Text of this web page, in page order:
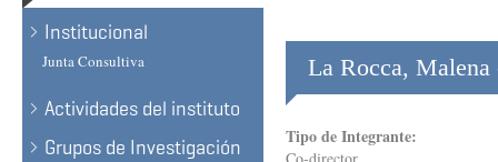
Institucional
Junta Consultiva
Actividades del instituto
Grupos de Investigación
La Rocca,
Tipo de Integrante: